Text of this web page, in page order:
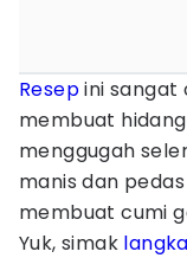
Resepini sangat
membuat
menggugah
manis dan
membuat cumi
Yuk, simak